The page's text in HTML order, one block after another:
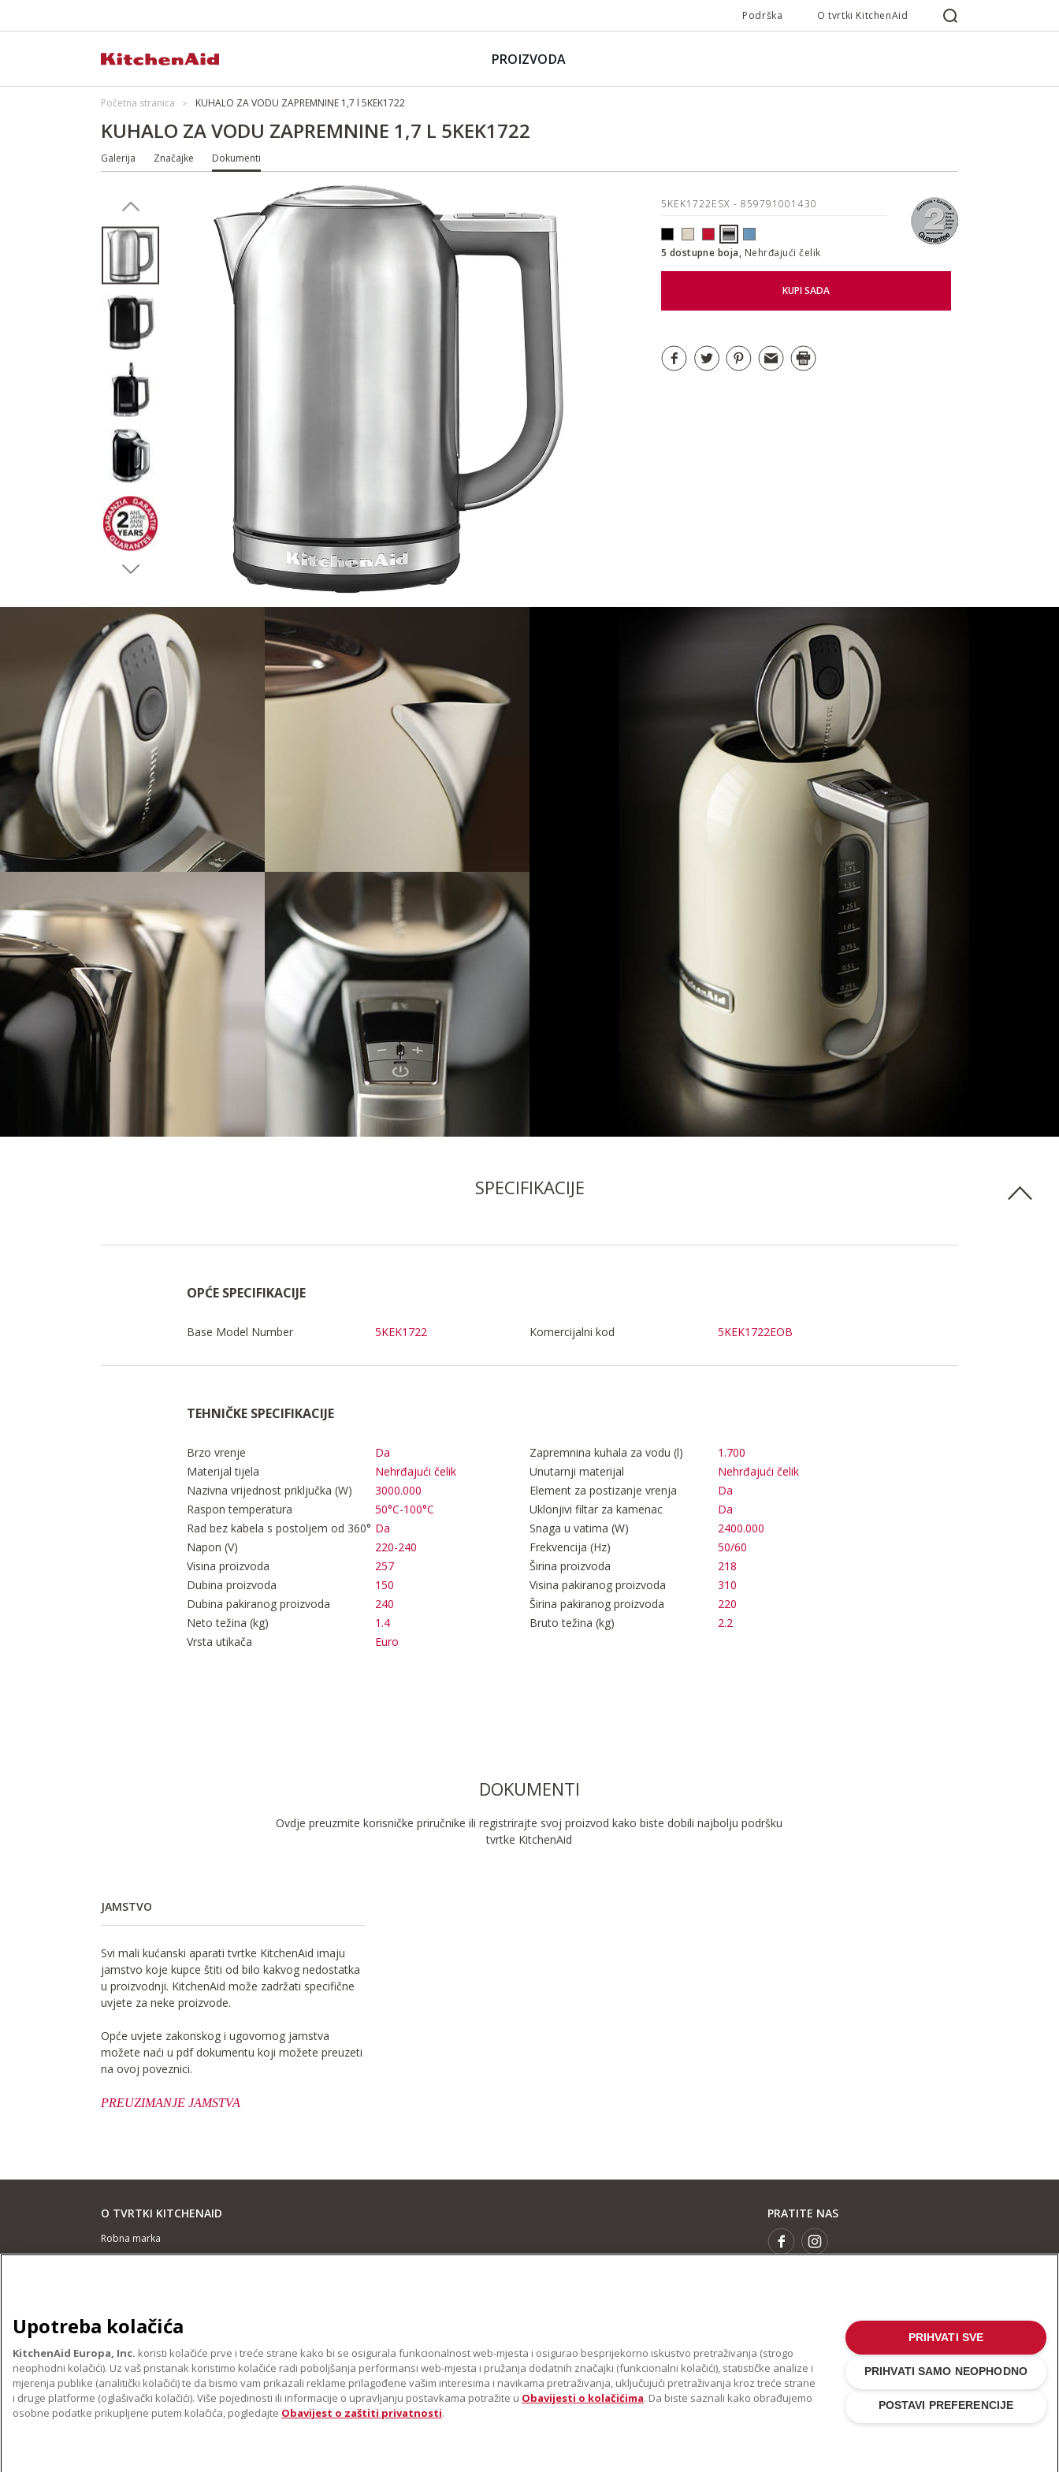
Podrška O tvrtki KitchenAid
PROIZVODA
Početna stranica KUHALO ZA VODU ZAPREMNINE 1,7 l 5KEK1722
KUHALO ZA VODU ZAPREMNINE 1,7 L 5KEK1722
Galerija Značajke Dokumenti
5KEK1722ESX - 859791001430
5 dostupne boja, Nehrđajući čelik
KUPI SADA
SPECIFIKACIJE
OPĆE SPECIFIKACIJE
Base Model Number 5KEK1722 Komercijalni kod 5KEK1722EOB
TEHNIČKE SPECIFIKACIJE
Brzo vrenje Da Zapremnina kuhala za vodu (l)
1.700
Materijal tijela
Nehrđajući čelik Unutarnji materijal
Nehrđajući čelik
Nazivna vrijednost priključka (W)
3000.000 Element za postizanje vrenja
Da
Raspon temperatura
50°C-100°C Uklonjivi filtar za kamenac
Da
Rad bez kabela s postoljem od 360° Da Snaga u vatima (W)
2400.000
Napon (V)
220-240 Frekvencija (Hz)
50/60
Visina proizvoda
257 Širina proizvoda
218
Dubina proizvoda
150 Visina pakiranog proizvoda
310
Dubina pakiranog proizvoda
240 Širina pakiranog proizvoda
220
Neto težina (kg)
1.4 Bruto težina (kg)
2.2
Vrsta utikača
Euro
DOKUMENTI
Ovdje preuzmite korisničke priručnike ili registrirajte svoj proizvod kako biste dobili najbolju podršku
tvrtke KitchenAid
JAMSTVO
Svi mali kućanski aparati tvrtke KitchenAid imaju
jamstvo koje kupce štiti od bilo kakvog nedostatka
u proizvodnji. KitchenAid može zadržati specifične
uvjete za neke proizvode.
Opće uvjete zakonskog i ugovornog jamstva
možete naći u pdf dokumentu koji možete preuzeti
na ovoj poveznici.
PREUZIMANJE JAMSTVA
O TVRTKI KITCHENAID
Robna marka
PODRŠKA
Pronađi trgovinu
Jamstvo i dokumenti
PRATITE NAS
Upotreba kolačića
KitchenAid Europa, Inc. koristi kolačiće prve i treće strane kako bi se osigurala funkcionalnost web-mjesta i osigurao besprijekorno iskustvo pretraživanja (strogo
neophodni kolačići). Uz vaš pristanak koristimo kolačiće radi poboljšanja performansi web-mjesta i pružanja dodatnih značajki (funkcionalni kolačići), statističke analize i
mjerenja publike (analitički kolačići) te da bismo vam prikazali reklame prilagođene vašim interesima i navikama pretraživanja, uključujući pretraživanja kroz treće strane
i druge platforme (oglašivački kolačići). Više pojedinosti ili informacije o upravljanju postavkama potražite u Obavijesti o kolačićima. Da biste saznali kako obrađujemo
osobne podatke prikupljene putem kolačića, pogledajte Obavijest o zaštiti privatnosti. POSTAVI PREFERENCIJE
PRIHVATI SAMO NEOPHODNO
PRIHVATI SVE